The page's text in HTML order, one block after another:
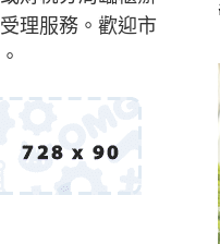
理服務。歡迎市